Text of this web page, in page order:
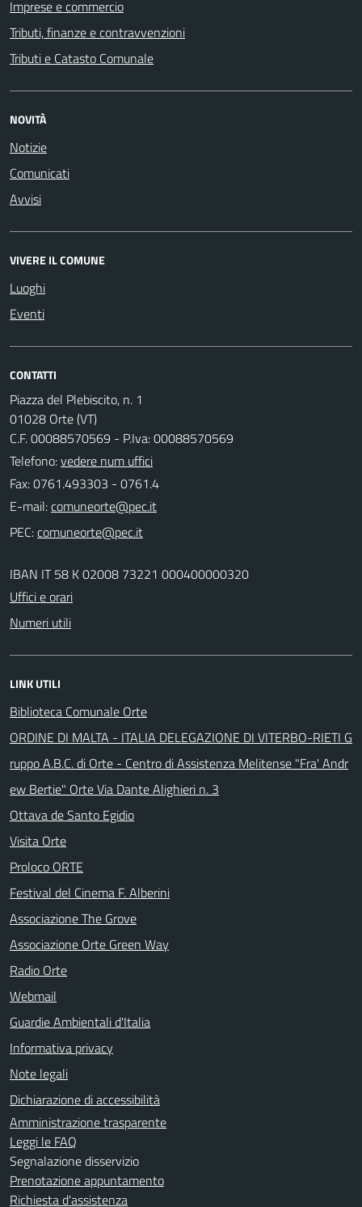
Imprese e commercio
Tributi, finanze e contravvenzioni
Tributi e Catasto Comunale
NOVITÀ
Notizie
Comunicati
Avvisi
VIVERE IL COMUNE
Luoghi
Eventi
CONTATTI
Piazza del Plebiscito, n. 1
01028 Orte (VT)
C.F. 00088570569 - P.Iva: 00088570569
Telefono:vedere num uffici
Fax: 0761.493303 - 0761.4
E-mail:
PEC:
IBAN IT 58 K 02008 73221 000400000320
Uffici e orari
Numeri utili
LINK UTILI
Biblioteca Comunale Orte
ORDINE DI MALTA - ITALIA DELEGAZIONE DI VITERBO-RIETI G
ruppo A.B.C. di Orte - Centro di Assistenza Melitense "Fra' Andr
ew Bertie" Orte Via Dante Alighieri n. 3
Ottava de Santo Egidio
Visita Orte
Proloco ORTE
Festival del Cinema F. Alberini
Associazione The Grove
Associazione Orte Green Way
Radio Orte
Webmail
Guardie Ambientali d'Italia
Informativa privacy
Note legali
Dichiarazione di accessibilità
Amministrazione trasparente
Leggi le FAQ
Segnalazione disservizio
Prenotazione appuntamento
Richiesta d'assistenza